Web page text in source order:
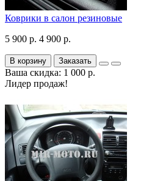
Коврики в салон резиновые
5 900 р. 4 900 р.
В корзину Заказать
Ваша скидка: 1 000 р.
Лидер продаж!